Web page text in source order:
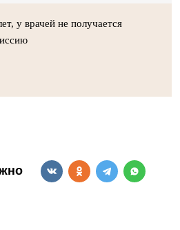
у врачей не получается